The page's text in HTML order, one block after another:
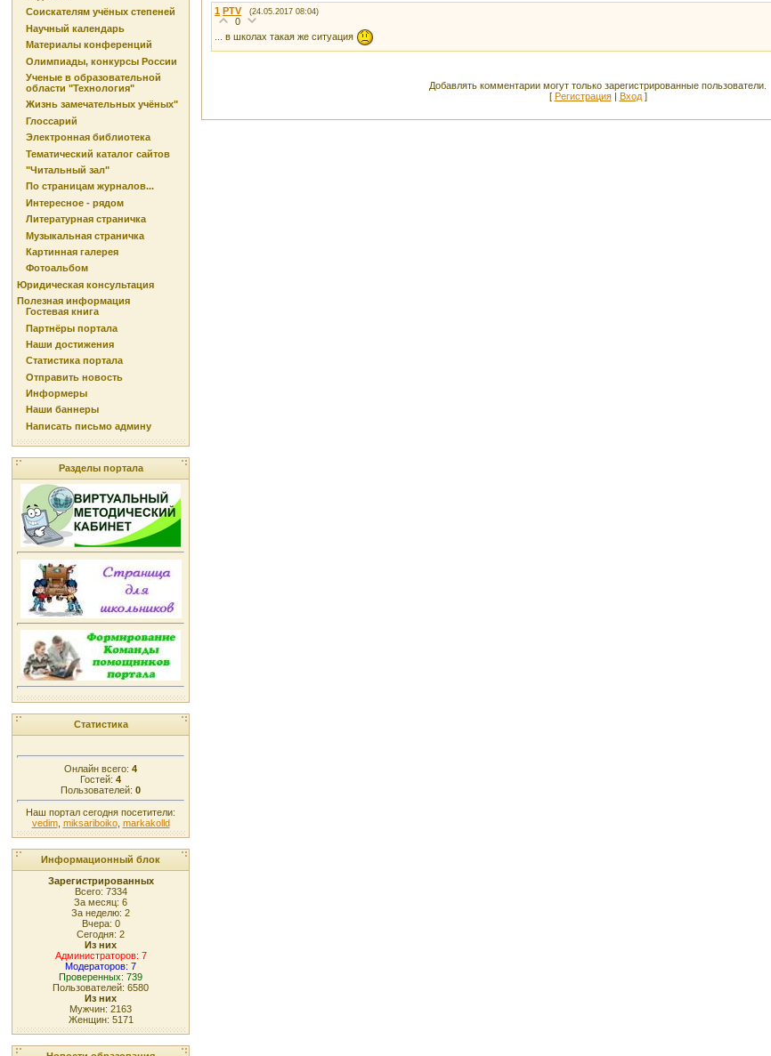
Соискателям учёных степеней
Научный календарь
Материалы конференций
Олимпиады, конкурсы России
Ученые в образовательной
области "Технология"
Жизнь замечательных учёных"
Глоссарий
Электронная библиотека
Тематический каталог сайтов
"Читальный зал"
По страницам журналов...
Интересное - рядом
Литературная страничка
Музыкальная страничка
Картинная галерея
Фотоальбом
Юридическая консультация
Полезная информация
Гостевая книга
Партнёры портала
Наши достижения
Статистика портала
Отправить новость
Информеры
Наши баннеры
Написать письмо админу
Разделы портала
Статистика
Онлайн всего: 4
Гостей: 4
Пользователей: 0
Наш портал сегодня посетители:
vedim, miksariboiko, markakolld
Информационный блок
Зарегистрированных
Всего: 7334
За месяц: 6
За неделю: 2
Вчера: 0
Сегодня: 2
Из них
Администраторов: 7
Модераторов: 7
Проверенных: 739
Пользователей: 6580
Из них
Мужчин: 2163
Женщин: 5171
1 PTV (24.05.2017 08:04)
0
... в школах такая же ситуация
Добавлять комментарии могут только зарегистрированные пользователи.
[ Регистрация| Вход]